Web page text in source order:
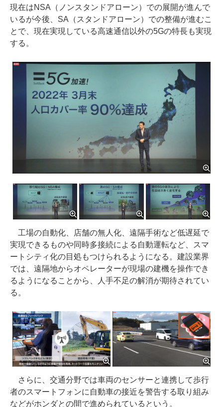
現在はNSA（ノンスタンドアローン）での展開が進んで
いるが今後、SA（スタンドアローン）での整備が進むこ
とで、現在実現している高速通信以外の5Gの特長も実現
する。
工場の自動化、店舗の無人化、遠隔手術など低遅延で
実現できるものや同時多接続による自動運転など、スマ
ートシティ化の目処もつけられるようになる。建設業界
では、遠隔地からオペレーターが現場の建機を操作でき
るようになることから、人手不足の解消が期待されてい
る。
さらに、交通分野では車両のセンサーと連携して歩行
者のスマートフォンに自動車の接近を警告する取り組み
などがホンダとの間で進められているという。